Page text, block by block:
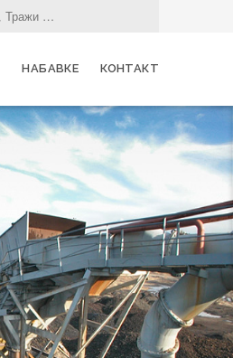
НАБАВКЕ КОНТАКТ